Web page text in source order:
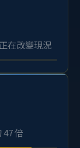
在改變現況
倍